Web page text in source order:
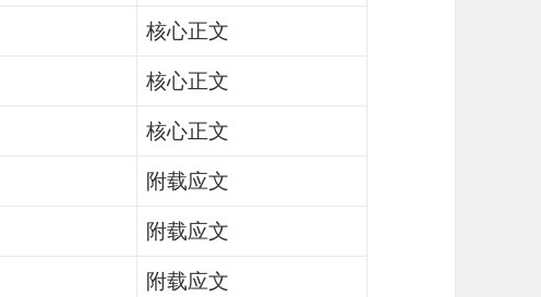
核心正文
核心正文
核心正文
附载应文
附载应文
附载应文